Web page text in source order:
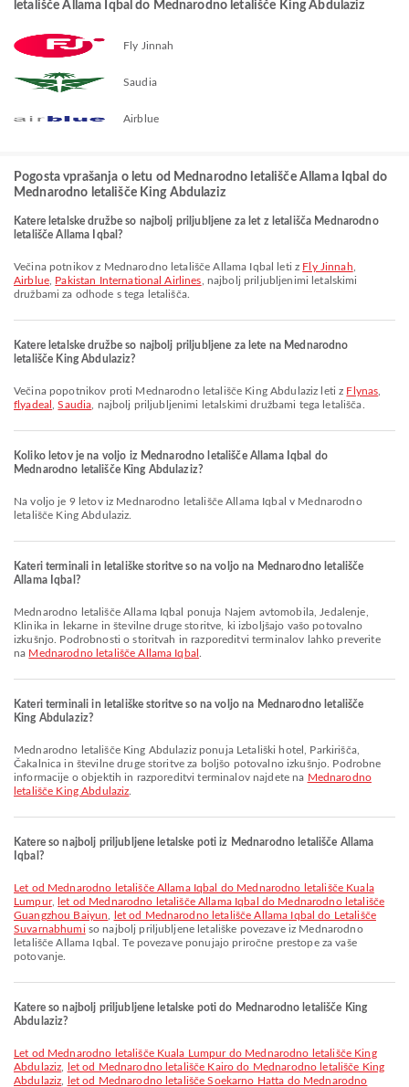
letališče Allama Iqbal do Mednarodno letališče King Abdulaziz
Fly Jinnah
Saudia
Airblue
Pogosta vprašanja o letu od Mednarodno letališče Allama Iqbal do
Mednarodno letališče King Abdulaziz
Katere letalske družbe so najbolj priljubljene za let z letališča Mednarodno
letališče Allama Iqbal?
Večina potnikov z Mednarodno letališče Allama Iqbal leti z Fly Jinnah
Airblue, Pakistan International Airlines , najbolj priljubljenimi letalskimi
družbami za odhode s tega letališča.
Katere letalske družbe so najbolj priljubljene za lete na Mednarodno
letališče King Abdulaziz?
Večina popotnikov proti Mednarodno letališče King Abdulaziz leti z Flynas
flyadeal
,Saudia , najbolj priljubljenimi letalskimi družbami tega letališča.
Koliko letov je na voljo iz Mednarodno letališče Allama Iqbal do
Mednarodno letališče King Abdulaziz?
Na voljo je 9 letov iz Mednarodno letališče Allama Iqbal v Mednarodno
letališče King Abdulaziz.
Kateri terminali in letališke storitve so na voljo na Mednarodno letališče
Allama Iqbal?
Mednarodno letališče Allama Iqbal ponuja Najem avtomobila, Jedalenje,
Klinika in lekarne in številne druge storitve, ki izboljšajo vašo potovalno
izkušnjo. Podrobnosti o storitvah in razporeditvi terminalov lahko preverite
na Mednarodno letališče Allama Iqbal
Kateri terminali in letališke storitve so na voljo na Mednarodno letališče
King Abdulaziz?
Mednarodno letališče King Abdulaziz ponuja Letališki hotel, Parkirišča,
Čakalnica in številne druge storitve za boljšo potovalno izkušnjo. Podrobne
informacije o objektih in razporeditvi terminalov najdete na Mednarodno
letališče King Abdulaziz
Katere so najbolj priljubljene letalske poti iz Mednarodno letališče Allama
Iqbal?
let od Mednarodno letališče Allama Iqbal do Mednarodno letališče Kuala
Lumpur,
let od Mednarodno letališče Allama Iqbal do Mednarodno letališče
Guangzhou Baiyun
let od Mednarodno letališče Allama Iqbal do Letališče
Suvarnabhumi so najbolj priljubljene letališke povezave iz Mednarodno
letališče Allama Iqbal. Te povezave ponujajo priročne prestope za vaše
potovanje.
Katere so najbolj priljubljene letalske poti do Mednarodno letališče King
Abdulaziz?
let od Mednarodno letališče Kuala Lumpur do Mednarodno letališče King
Abdulaziz
let od Mednarodno letališče Kairo do Mednarodno letališče King
Abdulaziz
let od Mednarodno letališče Soekarno Hatta do Mednarodno